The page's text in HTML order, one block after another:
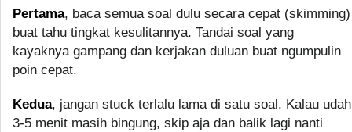
Pertama, baca semua soal dulu secara cepat (skimming)
buat tahu tingkat kesulitannya. Tandai soal yang
kayaknya gampang dan kerjakan duluan buat ngumpulin
poin cepat.
Kedua, jangan stuck terlalu lama di satu soal. Kalau udah
3-5 menit masih bingung, skip aja dan balik lagi nanti